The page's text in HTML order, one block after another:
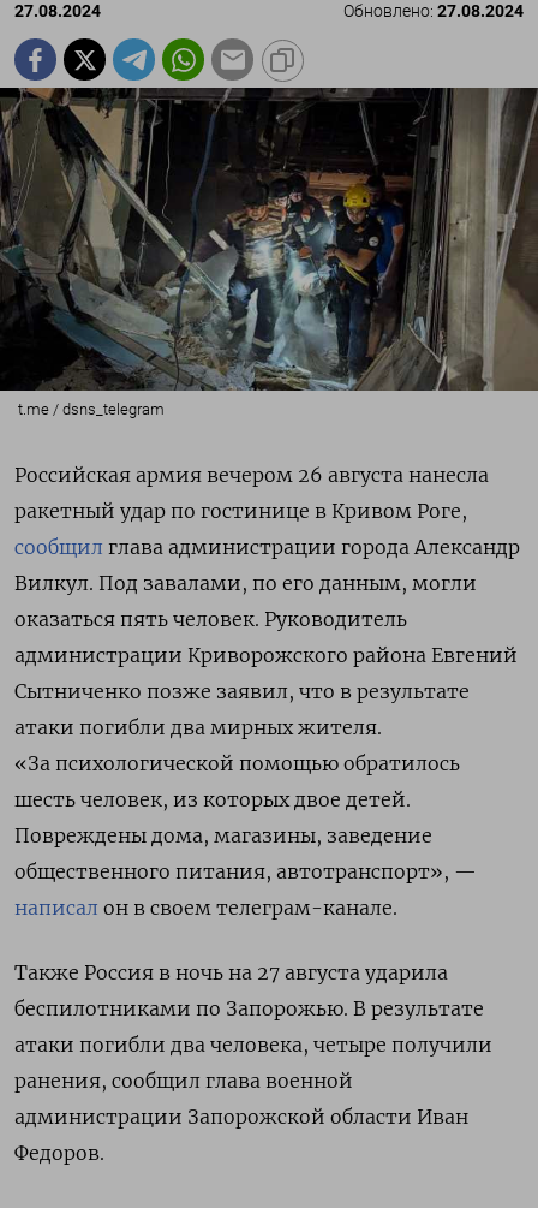
27.08.2024 Обновлено: 27.08.2024
t.me / dsns_telegram
Российская армия вечером 26 августа нанесла
ракетный удар по гостинице в Кривом Роге,
сообщил глава администрации города Александр
Вилкул. Под завалами, по его данным, могли
оказаться пять человек. Руководитель
администрации Криворожского района Евгений
Сытниченко позже заявил, что в результате
атаки погибли два мирных жителя.
«За психологической помощью обратилось
шесть человек, из которых двое детей.
Повреждены дома, магазины, заведение
общественного питания, автотранспорт», —
написал он в своем телеграм-канале.
Также Россия в ночь на 27 августа ударила
беспилотниками по Запорожью. В результате
атаки погибли два человека, четыре получили
ранения, сообщил глава военной
администрации Запорожской области Иван
Федоров.